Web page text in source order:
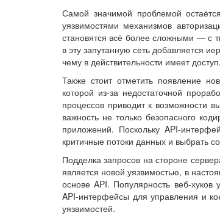
Самой значимой проблемой
уязвимостями механизмов
становятся всё более сложными — с
в эту запутанную сеть добавляется
чему в действительности имеет доступ.
Также стоит отметить появление
которой из-за недостаточной
процессов приводит к возможности
важность не только безопасного
приложений. Поскольку API-
критичные потоки данных и выбрать
Подделка запросов на стороне
является новой уязвимостью, в
основе API. Популярность веб-хуков
API-интерфейсы для управления и
уязвимостей.